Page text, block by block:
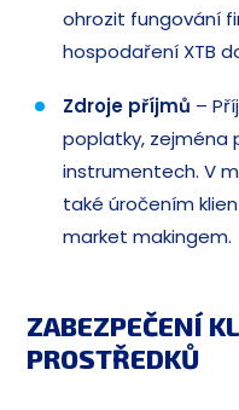
ohrozit fungování
hospodaření XTB
Zdroje příjmů –
poplatky, zejména
instrumentech. V
také úročením
market makingem.
ZABEZPEČENÍ
PROSTŘEDKŮ